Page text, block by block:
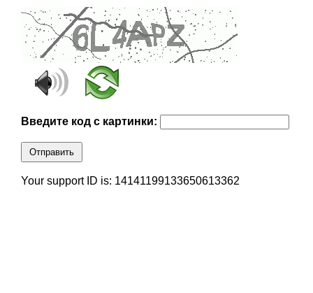
Введите код с картинки:
Отправить
Your support ID is: 14141199133650613362